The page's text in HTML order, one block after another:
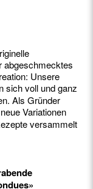
abgeschmecktes
Unsere
sich voll und ganz
Als Gründer
Variationen
versammelt